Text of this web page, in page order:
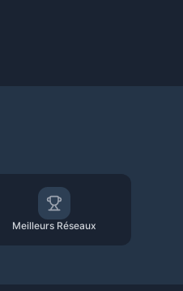
Meilleurs Réseaux